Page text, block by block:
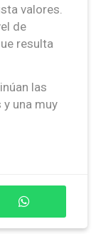
valores.
de
resulta
las
una muy